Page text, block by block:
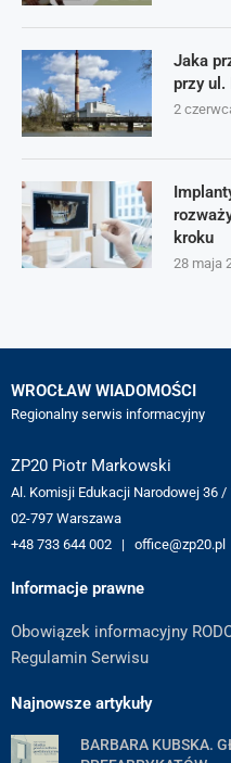
Jaka
przy ul.
2
kroku
28 maja
WROCŁAW WIADOMOŚCI
Regionalny serwis informacyjny
ZP20 Piotr Markowski
Al. Komisji Edukacji Narodowej 36 /
02-797 Warszawa
+48 733 644 002 | office@zp20.pl
Informacje prawne
Obowiązek informacyjny
Regulamin Serwisu
Najnowsze artykuły
BARBARA KUBSKA.